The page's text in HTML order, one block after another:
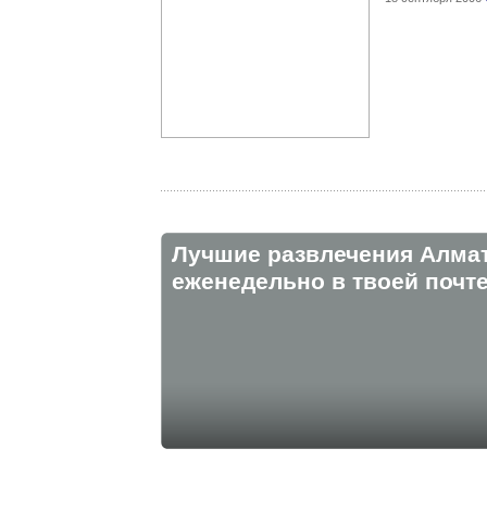
Лучшие развлечения
eженедельно в твоей